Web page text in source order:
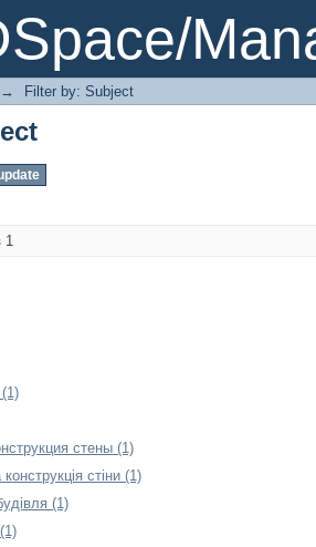
→ Filter by: Subject
1
стены (1)
стіни (1)
(1)